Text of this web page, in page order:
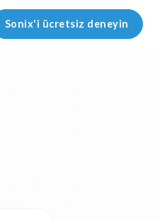
Sonix'i ücretsiz deneyin